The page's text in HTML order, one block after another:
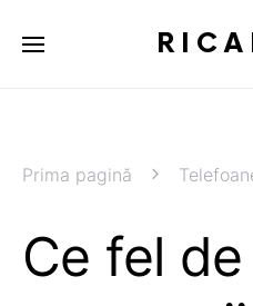
Prima pagină
Ce fel de